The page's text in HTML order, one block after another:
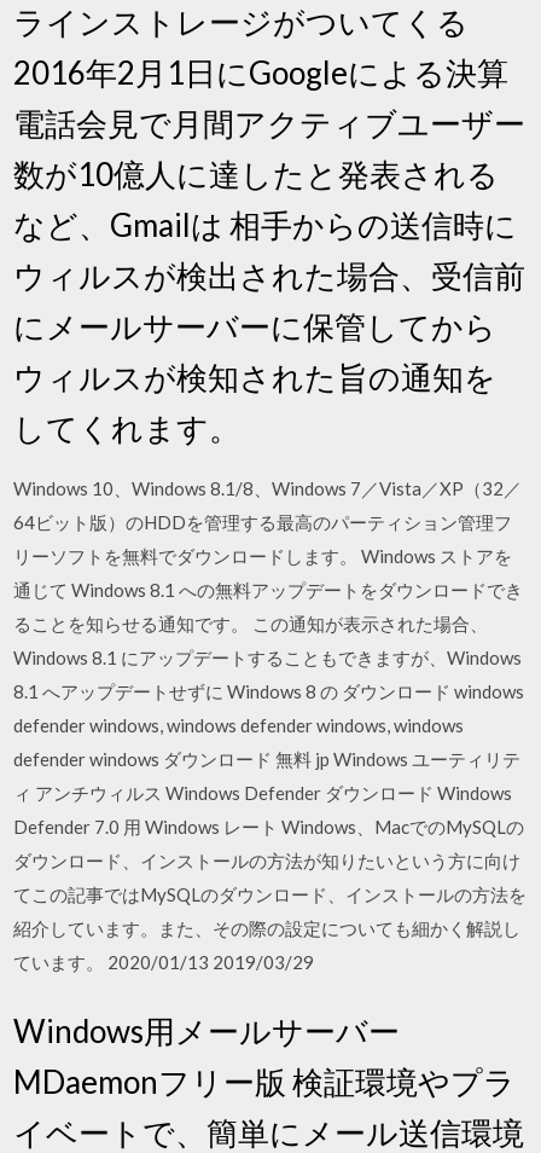
ラインストレージがついてくる
2016年2月1日にGoogleによる決算
電話会見で月間アクティブユーザー
数が10億人に達したと発表される
など、Gmailは 相手からの送信時に
ウィルスが検出された場合、受信前
にメールサーバーに保管してから
ウィルスが検知された旨の通知を
してくれます。
Windows 10、Windows 8.1/8、Windows 7／Vista／XP（32／
64ビット版）のHDDを管理する最高のパーティション管理フ
リーソフトを無料でダウンロードします。 Windows ストアを
通じて Windows 8.1 への無料アップデートをダウンロードでき
ることを知らせる通知です。 この通知が表示された場合、
Windows 8.1 にアップデートすることもできますが、Windows
8.1 へアップデートせずに Windows 8 の ダウンロード windows
defender windows, windows defender windows, windows
defender windows ダウンロード 無料 jp Windows ユーティリテ
ィ アンチウィルス Windows Defender ダウンロード Windows
Defender 7.0 用 Windows レート Windows、MacでのMySQLの
ダウンロード、インストールの方法が知りたいという方に向け
てこの記事ではMySQLのダウンロード、インストールの方法を
紹介しています。また、その際の設定についても細かく解説し
ています。 2020/01/13 2019/03/29
Windows用メールサーバー
MDaemonフリー版 検証環境やプラ
イベートで、簡単にメール送信環境